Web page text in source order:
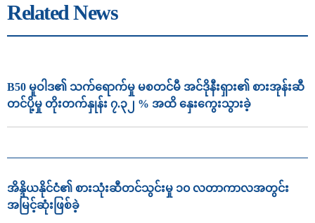
Related News
B50 မူဝါဒ၏ သက်ရောက်မှု မစတင်မီ အင်ဒိုနီးရှား၏ စားအုန်းဆီ
တင်ပို့မှု တိုးတက်နှုန်း ၇.၃၂ % အထိ နှေးကွေးသွားခဲ့
အိန္ဒိယနိုင်ငံ၏ စားသုံးဆီတင်သွင်းမှု ၁၀ လတာကာလအတွင်း
အမြင့်ဆုံးဖြစ်ခဲ့